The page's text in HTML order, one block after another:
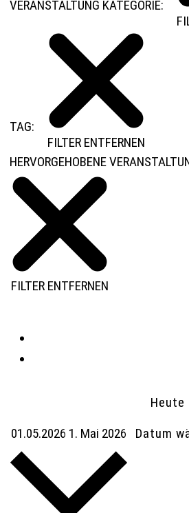
VERANSTALTUNG KATEGORIE:
TAG:
FILTER ENTFERNEN
HERVORGEHOBENE
FILTER ENTFERNEN
Heute
01.05.2026 1. Mai 2026 Datum